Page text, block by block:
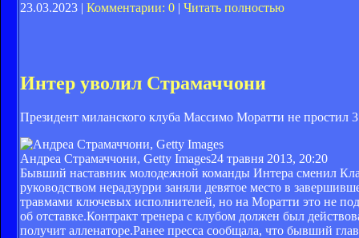
23.03.2023 | Комментарии: 0 | Читать полностью
Интер уволил Страмаччони
Президент миланского клуба Массимо Моратти не простил
Андреа Страмаччони, Getty Images24 травня 2013, 20:20
Бывший наставник молодежной команды Интера сменил
руководством нерадзурри заняли девятое место в
травмами ключевых исполнителей, но на Моратти это не
об отставке.Контракт тренера с клубом должен был
получит алленаторе.Ранее пресса сообщала, что бывший